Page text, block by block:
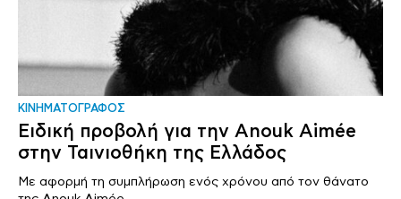
ΚΙΝΗΜΑΤΟΓΡΑΦΟΣ
Ειδική προβολή για την Anouk Aimée
στην Ταινιοθήκη της Ελλάδος
Με αφορμή τη συμπλήρωση ενός χρόνου από τον θάνατο